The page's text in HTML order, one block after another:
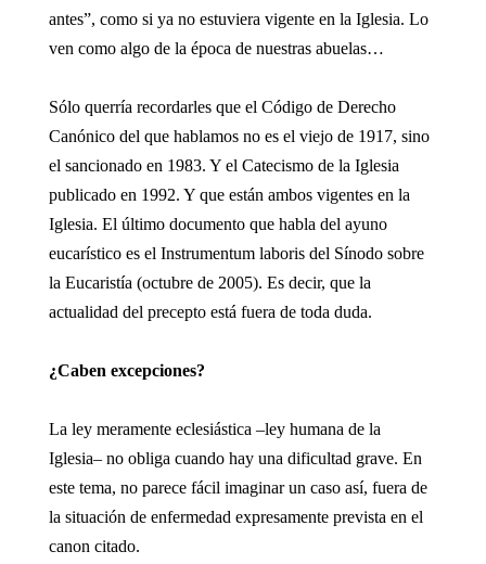
antes”, como si ya no estuviera vigente en la Iglesia. Lo
ven como algo de la época de nuestras abuelas…
Sólo querría recordarles que el Código de Derecho
Canónico del que hablamos no es el viejo de 1917, sino
el sancionado en 1983. Y el Catecismo de la Iglesia
publicado en 1992. Y que están ambos vigentes en la
Iglesia. El último documento que habla del ayuno
eucarístico es el Instrumentum laboris del Sínodo sobre
la Eucaristía (octubre de 2005). Es decir, que la
actualidad del precepto está fuera de toda duda.
¿Caben excepciones?
La ley meramente eclesiástica –ley humana de la
Iglesia– no obliga cuando hay una dificultad grave. En
este tema, no parece fácil imaginar un caso así, fuera de
la situación de enfermedad expresamente prevista en el
canon citado.